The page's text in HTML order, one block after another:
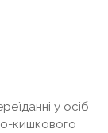
у осіб
кишкового